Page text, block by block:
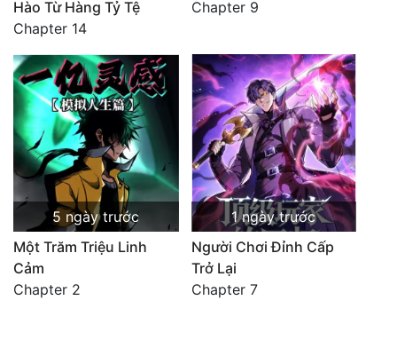
Hào Từ Hàng Tỷ Tệ
Chapter 14
Chapter 9
5 ngày trước
Một Trăm Triệu Linh
Cảm
Chapter 2
1 ngày trước
Người Chơi Đỉnh Cấp
Trở Lại
Chapter 7